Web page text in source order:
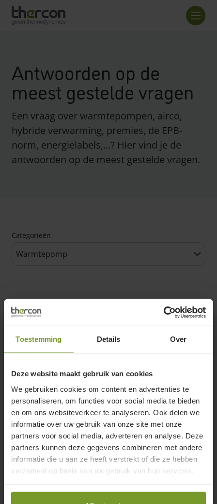
Toestemming Details Over
Deze website maakt gebruik van cookies
We gebruiken cookies om content en advertenties te
personaliseren, om functies voor social media te bieden
en om ons websiteverkeer te analyseren. Ook delen we
informatie over uw gebruik van onze site met onze
partners voor social media, adverteren en analyse. Deze
partners kunnen deze gegevens combineren met andere
informatie die u aan ze heeft verstrekt of die ze hebben
verzameld op basis van uw gebruik van hun services.
Overzicht checkout
Antwoorden op de
meest gestelde vragen
Een vraag over warmtepompen, airco,
hybride verwarming, premies, de EPB-
norm, energielabels,...? Hier vind je de
antwoorden op de meest gestelde vragen.
Categorieën
Ontdek
Onze toepassingen
Onze producten
Alles over warmtepompen
Blog
Onze tools
Kom langs in onze showroom
Support
Offerte aanvragen